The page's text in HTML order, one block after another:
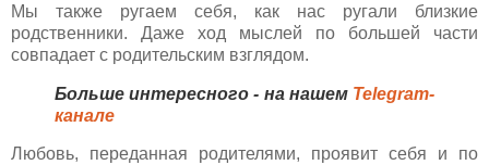
Мы также ругаем себя, как нас ругали близкие
родственники. Даже ход мыслей по большей части
совпадает с родительским взглядом.
Больше интересного - на нашем Telegram-
канале
Любовь, переданная родителями, проявит себя и по